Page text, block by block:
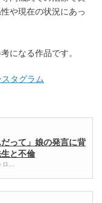
や現在の状況にあっ
になる作品です。
タグラム
って」娘の発言に背
と不倫
ロ…